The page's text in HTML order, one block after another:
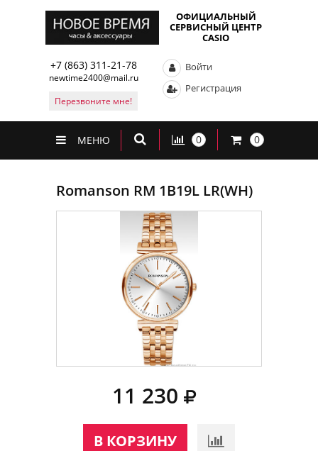
ОФИЦИАЛЬНЫЙ
СЕРВИСНЫЙ ЦЕНТР
CASIO
+7 (863) 311-21-78
newtime2400@mail.ru
Перезвоните мне!
Войти
Регистрация
МЕНЮ 0 0
Romanson RM 1B19L LR(WH)
11 230
В КОРЗИНУ